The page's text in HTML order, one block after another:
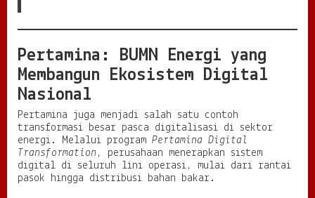
Pertamina: BUMN Energi yang
Membangun Ekosistem Digital
Nasional
Pertamina juga menjadi salah satu contoh
transformasi besar pasca digitalisasi di sektor
energi. Melalui program Pertamina Digital
Transformation , perusahaan menerapkan sistem
digital di seluruh lini operasi, mulai dari rantai
pasok hingga distribusi bahan bakar.